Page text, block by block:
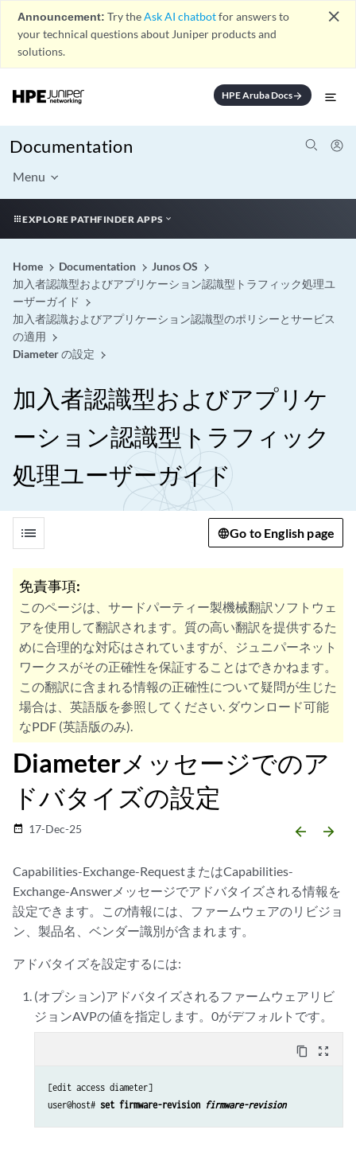
Announcement: Try theAsk AI chatbotfor answers to
your technical questions about Juniper products and
solutions.
close
HPE Aruba Docsarrow_forward
Documentation
Menu
EXPLORE PATHFINDER APPS
Home Documentation
Junos OS
加入者認識型およびアプリケーション認識型トラフィック処理ユ
ーザーガイド
加入者認識およびアプリケーション認識型のポリシーとサービス
の適用
Diameter の設定
加入者認識型およびアプリケ
ーション認識型トラフィック
処理ユーザーガイド
list Go to English page
免責事項:
このページは、サードパーティー製機械翻訳ソフトウェ
アを使用して翻訳されます。質の高い翻訳を提供するた
めに合理的な対応はされていますが、ジュニパーネット
ワークスがその正確性を保証することはできかねます。
この翻訳に含まれる情報の正確性について疑問が生じた
場合は、英語版を参照してください. ダウンロード可能
なPDF (英語版のみ).
Diameterメッセージでのア
ドバタイズの設定
date_range 17-Dec-25 arrow_backward arrow_forward
Capabilities-Exchange-RequestまたはCapabilities-
Exchange-Answerメッセージでアドバタイズされる情報を
設定できます。この情報には、ファームウェアのリビジョ
ン、製品名、ベンダー識別が含まれます。
アドバタイズを設定するには:
(オプション)アドバタイズされるファームウェアリビ
ジョンAVPの値を指定します。0がデフォルトです。
content_copy zoom_out_map
[edit access diameter]
user@host# set firmware-revision firmware-revision